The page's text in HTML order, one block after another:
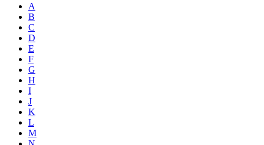
A
B
C
D
E
F
G
H
I
J
K
L
M